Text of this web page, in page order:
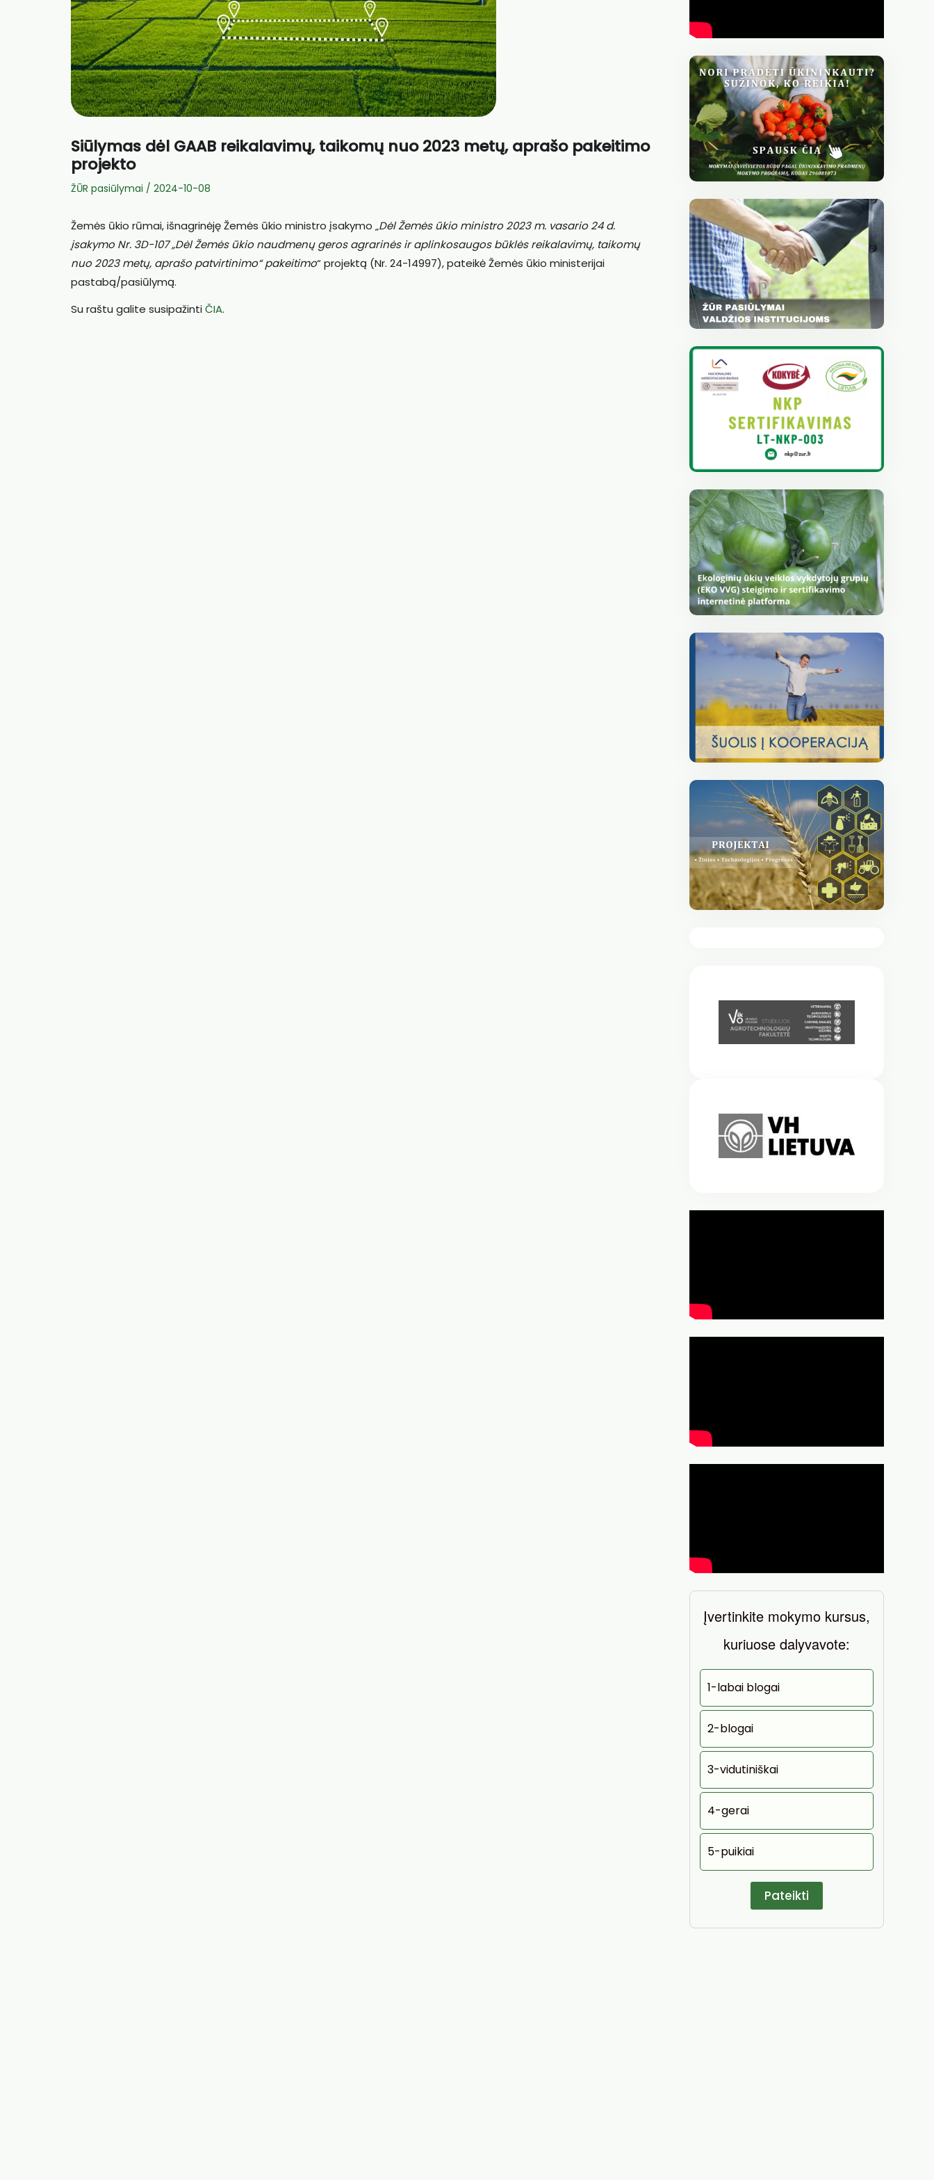
Siūlymas dėl GAAB reikalavimų, taikomų nuo 2023 metų, aprašo pakeitimo
projekto
ŽŪR pasiūlymai / 2024-10-08
Žemės ūkio rūmai, išnagrinėję Žemės ūkio ministro įsakymo „Dėl Žemės ūkio ministro 2023 m. vasario 24 d.
įsakymo Nr. 3D-107 „Dėl Žemės ūkio naudmenų geros agrarinės iraplinkosaugos būklės reikalavimų, taikomų
nuo 2023 metų, aprašo patvirtinimo“ pakeitimo“ projektą (Nr. 24-14997), pateikė Žemės ūkio ministerijai
pastabą/pasiūlymą.
Su raštu galite susipažintiČIA.
Įvertinkite mokymo kursus,
kuriuose dalyvavote:
1-labai blogai
2-blogai
3-vidutiniškai
4-gerai
5-puikiai